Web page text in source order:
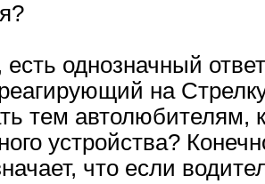
есть однозначный
на
тем автолюбителям,
устройства?
что если